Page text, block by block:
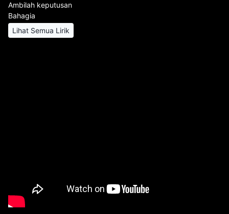
Ambilah keputusan
Bahagia
Lihat Semua Lirik